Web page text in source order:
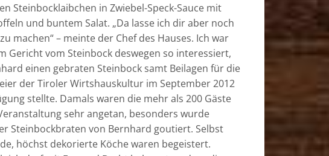
Steinbocklaibchen in Zwiebel-Speck-Sauce mit
und buntem Salat. „Da lasse ich dir aber noch
machen“ – meinte der Chef des Hauses. Ich war
Gericht vom Steinbock deswegen so interessiert,
einen gebraten Steinbock samt Beilagen für die
der Tiroler Wirtshauskultur im September 2012
stellte. Damals waren die mehr als 200 Gäste
sehr angetan, besonders wurde
Steinbockbraten von Bernhard goutiert. Selbst
höchst dekorierte Köche waren begeistert.